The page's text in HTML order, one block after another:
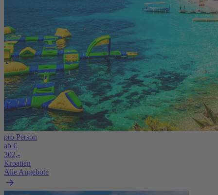
pro Person
ab €
302,-
Kroatien
Alle Angebote